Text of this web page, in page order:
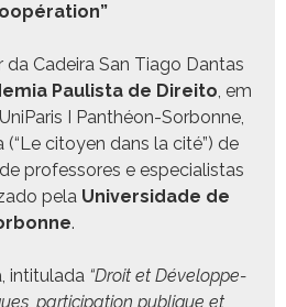
da Cadeira San Tia­go Dan­tas
Paulista de Dire­ito, em
I Pan­théon-Sor­bonne,
citoyen dans la cité”) de
pro­fes­sores e espe­cial­is­tas
pela Uni­ver­si­dade de
.
inti­t­u­la­da “Droit et Développe­
par­tic­i­pa­tion publique et